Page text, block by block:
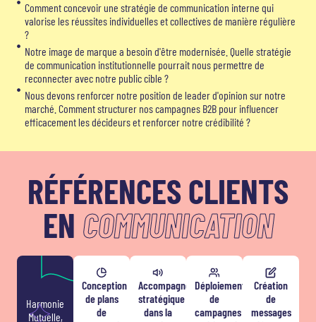
Comment concevoir une stratégie de communication interne qui
valorise les réussites individuelles et collectives de manière régulière
?
Notre image de marque a besoin d'être modernisée. Quelle stratégie
de communication institutionnelle pourrait nous permettre de
reconnecter avec notre public cible ?
Nous devons renforcer notre position de leader d'opinion sur notre
marché. Comment structurer nos campagnes B2B pour influencer
efficacement les décideurs et renforcer notre crédibilité ?
RÉFÉRENCES CLIENTS
EN COMMUNICATION
Conception
de plans
de
Accompagnement
stratégique
dans la
Harmonie
Mutuelle,
Déploiement
de
campagnes
Création
de
messages